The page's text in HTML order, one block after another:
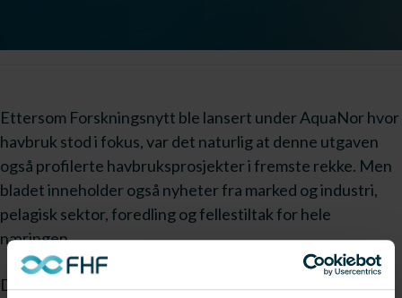
Ettersom Forskningsnytt ble lansert under AquaNor hvor
havbruk stod i fokus, var det naturlig at denne utgaven
også profilerte havbruksprosjekter i fremste rekke. Men
bladet inneholder også nyheter fra marked og industri,
pelagisk sektor, foredling og fellestiltak for hele
næringen.
Det henvises også til nystartede, spennende